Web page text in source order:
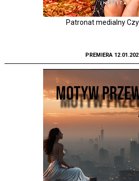
Patronat medialny
PREMIERA